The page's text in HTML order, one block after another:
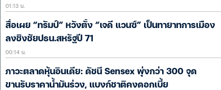
01:13 น.
สื่อเผย “ทรัมป์” หวังตั้ง “เจดี แวนซ์” เป็นทายาทการเมือง
ลงชิงชัยปธน.สหรัฐปี 71
00:14 น.
ภาวะตลาดหุ้นอินเดีย: ดัชนี Sensex พุ่งกว่า 300 จุด
ขานรับราคาน้ำมันร่วง, แบงก์ชาติคงดอกเบี้ย